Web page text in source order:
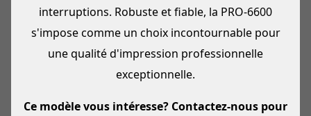
interruptions. Robuste et fiable, la PRO-6600
s'impose comme un choix incontournable pour
une qualité d'impression professionnelle
exceptionnelle.
Ce modèle vous intéresse? Contactez-nous pour